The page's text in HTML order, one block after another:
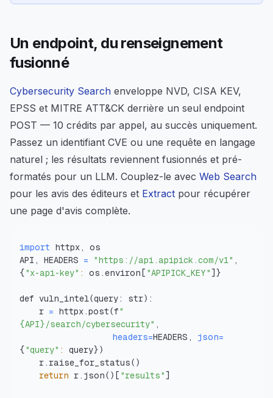
Un endpoint, du renseignement
fusionné
Cybersecurity Search enveloppe NVD, CISA KEV,
EPSS et MITRE ATT&CK derrière un seul endpoint
POST — 10 crédits par appel, au succès uniquement.
Passez un identifiant CVE ou une requête en langage
naturel ; les résultats reviennent fusionnés et pré-
formatés pour un LLM. Couplez-le avec Web Search
pour les avis des éditeurs et Extract pour récupérer
une page d'avis complète.
import
API, HEADERS = "https://api.apipick.com/v1"
{ "x-api-key" : os.environ [ "APIPICK_KEY" ] }
def vuln_intel(query: str)
    r
= httpx.post(f"
{API}/search/cybersecurity"
headers=HEADERS, json=
{ "query" : query})
    r.raise_for_status
( )
return r.json( ) [ "results" ]